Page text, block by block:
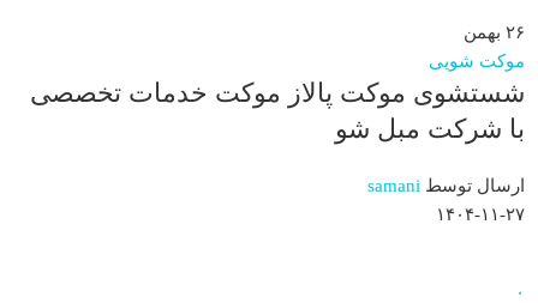
۲۶ بهمن
موکت شویی
شستشوی موکت پالاز موکت خدمات تخصصی
با شرکت مبل شو
ارسال توسط samani
۱۴۰۴-۱۱-۲۷
۰